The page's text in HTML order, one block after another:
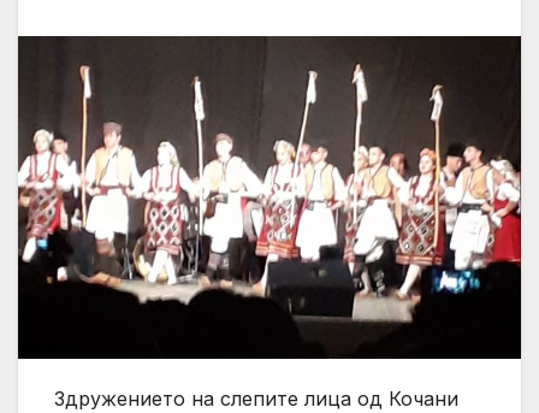
Здружението на слепите лица од Кочани